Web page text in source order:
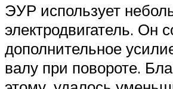
ЭУР использует
электродвигатель. Он
дополнительное
валу при повороте.